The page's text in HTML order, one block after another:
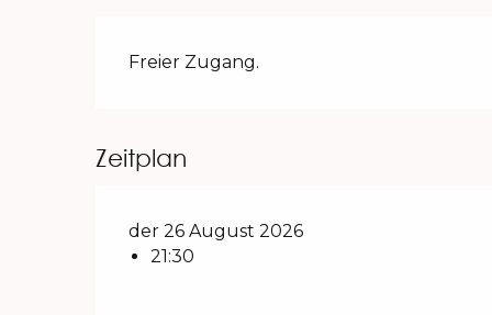
Freier Zugang.
Zeitplan
der 26 August 2026
21:30